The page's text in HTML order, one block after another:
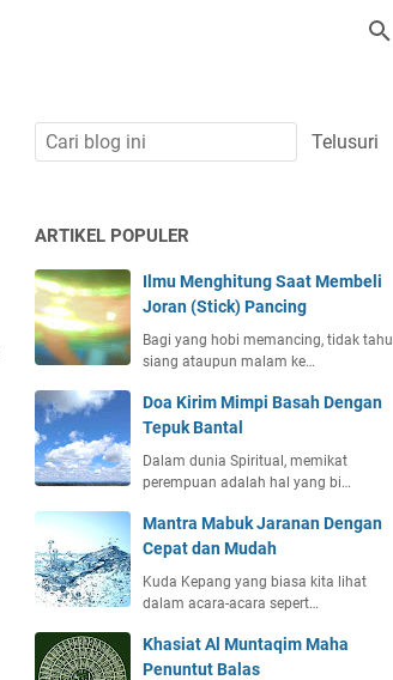
ARTIKEL POPULER
Ilmu Menghitung Saat Membeli
Joran (Stick) Pancing
Bagi yang hobi memancing, tidak tahu
siang ataupun malam ke…
Doa Kirim Mimpi Basah Dengan
Tepuk Bantal
Dalam dunia Spiritual, memikat
perempuan adalah hal yang bi…
Mantra Mabuk Jaranan Dengan
Cepat dan Mudah
Kuda Kepang yang biasa kita lihat
dalam acara-acara sepert…
Khasiat Al Muntaqim Maha
Penuntut Balas